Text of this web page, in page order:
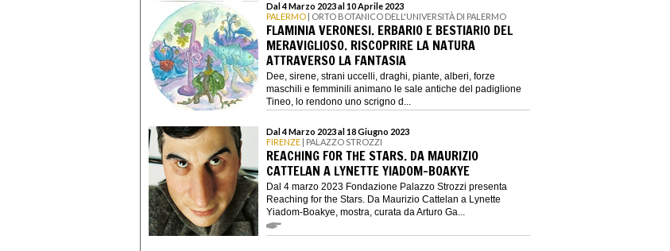
Dal 4 Marzo 2023 al 10 Aprile 2023
PALERMO | ORTO BOTANICO DELL'UNIVERSITÀ DI PALERMO
FLAMINIA VERONESI. ERBARIO E BESTIARIO DEL
MERAVIGLIOSO. RISCOPRIRE LA NATURA
ATTRAVERSO LA FANTASIA
Dee, sirene, strani uccelli, draghi, piante, alberi, forze
maschili e femminili animano le sale antiche del padiglione
Tineo, lo rendono uno scrigno d...
Dal 4 Marzo 2023 al 18 Giugno 2023
FIRENZE | PALAZZO STROZZI
REACHING FOR THE STARS. DA MAURIZIO
CATTELAN A LYNETTE YIADOM-BOAKYE
Dal 4 marzo 2023 Fondazione Palazzo Strozzi presenta
Reaching for the Stars. Da Maurizio Cattelan a Lynette
Yiadom-Boakye, mostra, curata da Arturo Ga...